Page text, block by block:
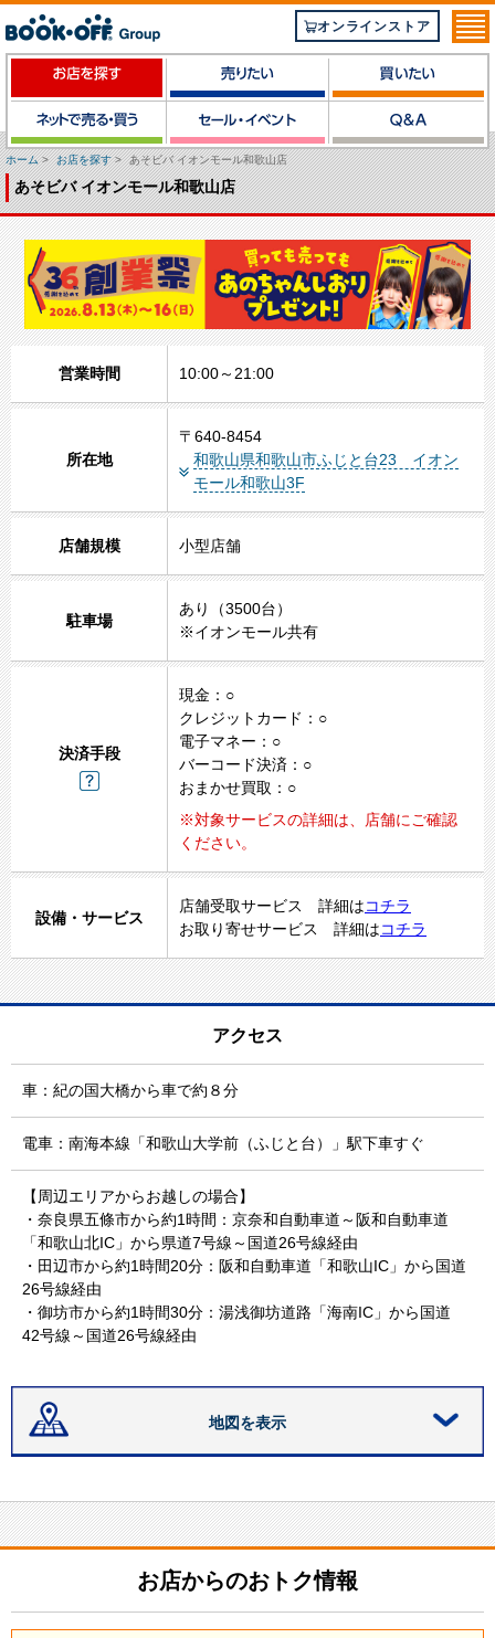
オンラインストア
ホーム> お店を探す> あそビバ イオンモール和歌山店
あそビバ イオンモール和歌山店
営業時間 10:00～21:00
所在地
〒640‐8454
和歌山県和歌山市ふじと台23 イオン
モール和歌山3F
店舗規模 小型店舗
駐車場
あり（3500台）
※イオンモール共有
決済手段
現金：○
クレジットカード：○
電子マネー：○
バーコード決済：○
おまかせ買取：○
※対象サービスの詳細は、店舗にご確認
ください。
設備・サービス
店舗受取サービス 詳細はコチラ
お取り寄せサービス 詳細はコチラ
アクセス
車：紀の国大橋から車で約８分
電車：南海本線「和歌山大学前（ふじと台）」駅下車すぐ
【周辺エリアからお越しの場合】
・奈良県五條市から約1時間：京奈和自動車道～阪和自動車道
「和歌山北IC」から県道7号線～国道26号線経由
・田辺市から約1時間20分：阪和自動車道「和歌山IC」から国道
26号線経由
・御坊市から約1時間30分：湯浅御坊道路「海南IC」から国道
42号線～国道26号線経由
地図を表示
お店からのおトク情報